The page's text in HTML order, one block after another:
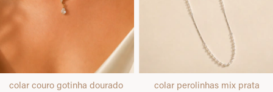
colar couro gotinha dourado colar perolinhas mix prata